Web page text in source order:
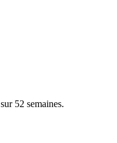
sur 52 semaines.